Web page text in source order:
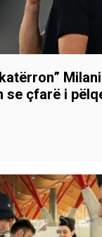
se çfarë i